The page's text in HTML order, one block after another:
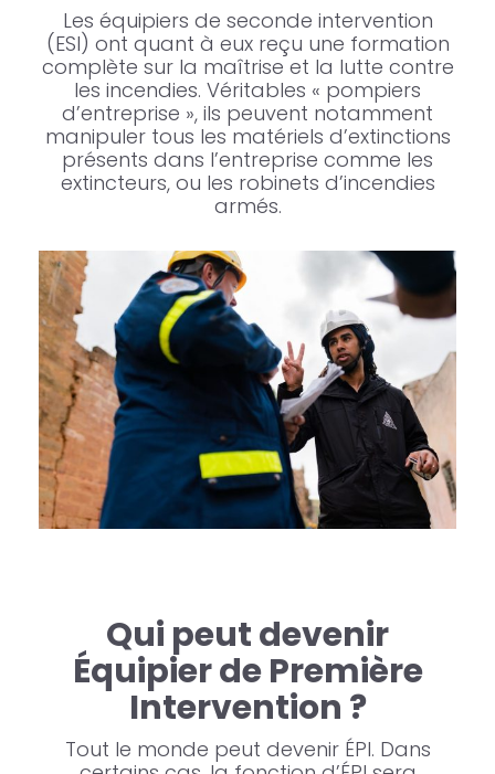
Les équipiers de seconde intervention
(ESI) ont quant à eux reçu une formation
complète sur la maîtrise et la lutte contre
les incendies. Véritables « pompiers
d’entreprise », ils peuvent notamment
manipuler tous les matériels d’extinctions
présents dans l’entreprise comme les
extincteurs, ou les robinets d’incendies
armés.
Qui peut devenir
Équipier de Première
Intervention ?
Tout le monde peut devenir ÉPI. Dans